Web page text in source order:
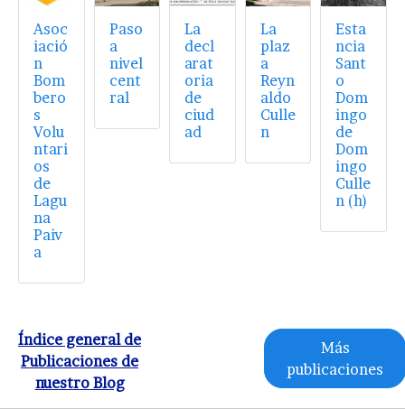
Asoc
iació
n
Bom
bero
s
Volu
ntari
os
de
Lagu
na
Paiv
a
Paso
a
nivel
cent
ral
La
decl
arat
oria
de
ciud
ad
La
plaz
a
Reyn
aldo
Culle
n
Esta
ncia
Sant
o
Dom
ingo
de
Dom
ingo
Culle
n (h)
Índice general de
Publicaciones de
nuestro Blog
Más
publicaciones